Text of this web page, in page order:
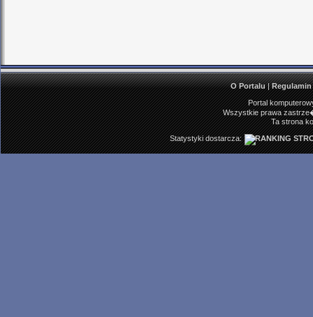
O Portalu|Regulamin
Portal
Wszystkie prawa
Ta strona
Statystyki dostarcza: